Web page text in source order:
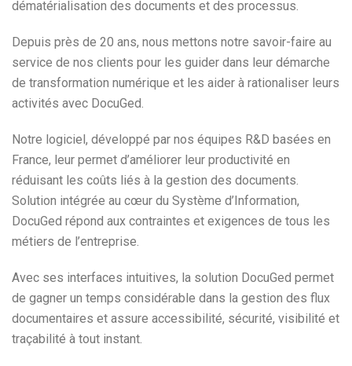
dématérialisation des documents et des processus.
Depuis près de 20 ans, nous mettons notre savoir-faire au
service de nos clients pour les guider dans leur démarche
de transformation numérique et les aider à rationaliser leurs
activités avec DocuGed.
Notre logiciel, développé par nos équipes R&D basées en
France, leur permet d’améliorer leur productivité en
réduisant les coûts liés à la gestion des documents.
Solution intégrée au cœur du Système d’Information,
DocuGed répond aux contraintes et exigences de tous les
métiers de l’entreprise.
Avec ses interfaces intuitives, la solution DocuGed permet
de gagner un temps considérable dans la gestion des flux
documentaires et assure accessibilité, sécurité, visibilité et
traçabilité à tout instant.